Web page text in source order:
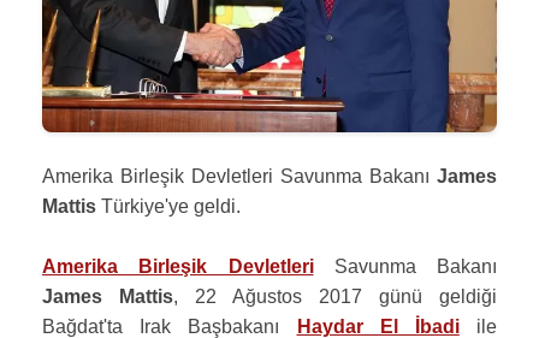
Amerika Birleşik Devletleri Savunma Bakanı James
Mattis Türkiye'ye geldi.
Amerika Birleşik DevletleriSavunma Bakanı
James Mattis, 22 Ağustos 2017 günü geldiği
Bağdat'ta Irak Başbakanı
Haydar El İbadiile